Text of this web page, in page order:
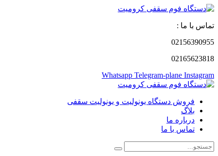
تماس با ما :
02156390955
02165623818
Whatsapp Telegram-plane Instagram
فروش دستگاه یونولیت و یونولیت سقفی
بلاگ
درباره ما
تماس با ما